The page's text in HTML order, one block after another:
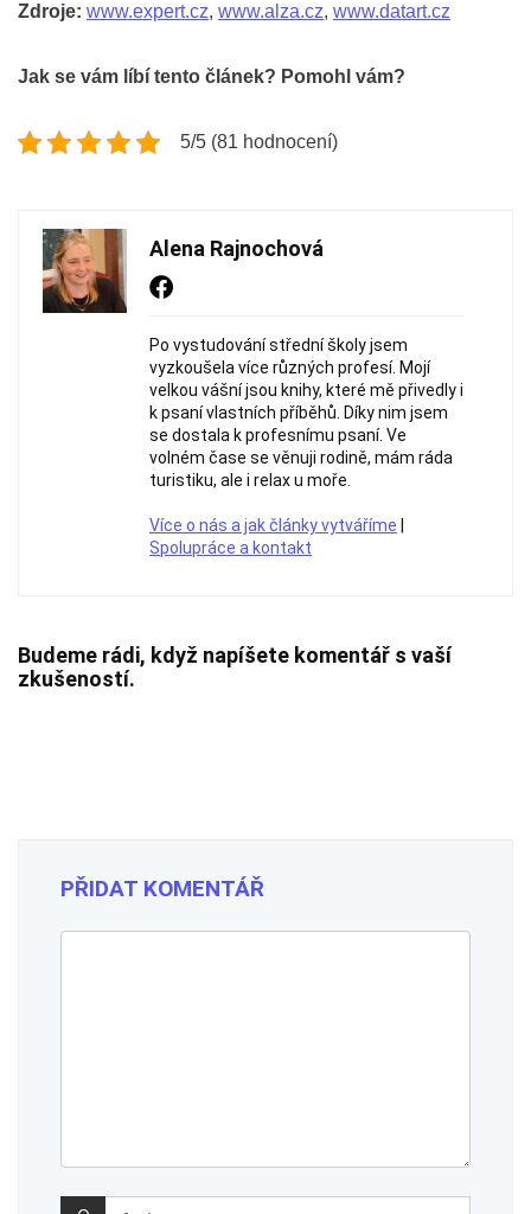
Zdroje: www.expert.cz, www.alza.cz, www.datart.cz
Jak se vám líbí tento článek? Pomohl vám?
5/5 (81 hodnocení)
Alena Rajnochová
Po vystudování střední školy jsem
vyzkoušela více různých profesí. Mojí
velkou vášní jsou knihy, které mě přivedly i
k psaní vlastních příběhů. Díky nim jsem
se dostala k profesnímu psaní. Ve
volném čase se věnuji rodině, mám ráda
turistiku, ale i relax u moře.
Více o nás a jak články vytváříme
Spolupráce a kontakt
Budeme rádi, když napíšete komentář s vaší
zkušeností.
PŘIDAT KOMENTÁŘ